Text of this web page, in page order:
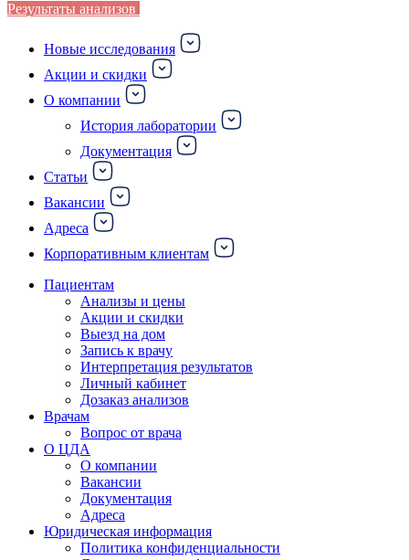
Результаты анализов
Новые исследования
Акции и скидки
О компании
История лаборатории
Документация
Статьи
Вакансии
Адреса
Корпоративным клиентам
Пациентам
Анализы и цены
Акции и скидки
Выезд на дом
Запись к врачу
Интерпретация результатов
Личный кабинет
Дозаказ анализов
Врачам
Вопрос от врача
О ЦДА
О компании
Вакансии
Документация
Адреса
Юридическая информация
Политика конфиденциальности